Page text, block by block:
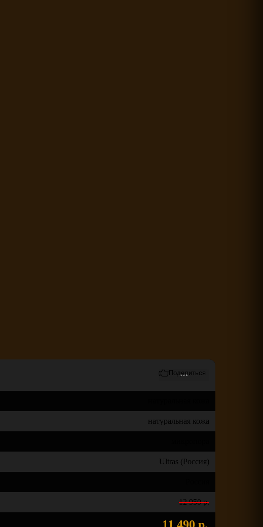
натуральная кожа
Ultras (Россия)
12 950 р.